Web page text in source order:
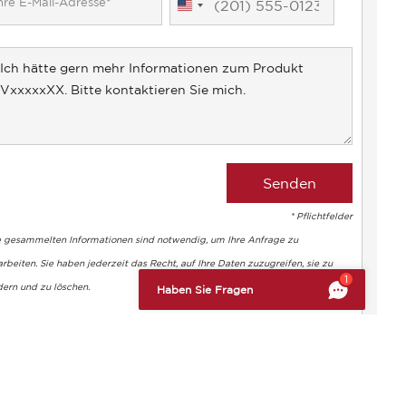
United
* Pflichtfelder
gesammelten Informationen sind notwendig, um Ihre Anfrage zu
Sie haben jederzeit das Recht, auf Ihre Daten zuzugreifen, sie zu
und zu löschen.
der Vorschriften zu gewährleisten. Passen Sie Ihre
Haben Sie Fragen
1